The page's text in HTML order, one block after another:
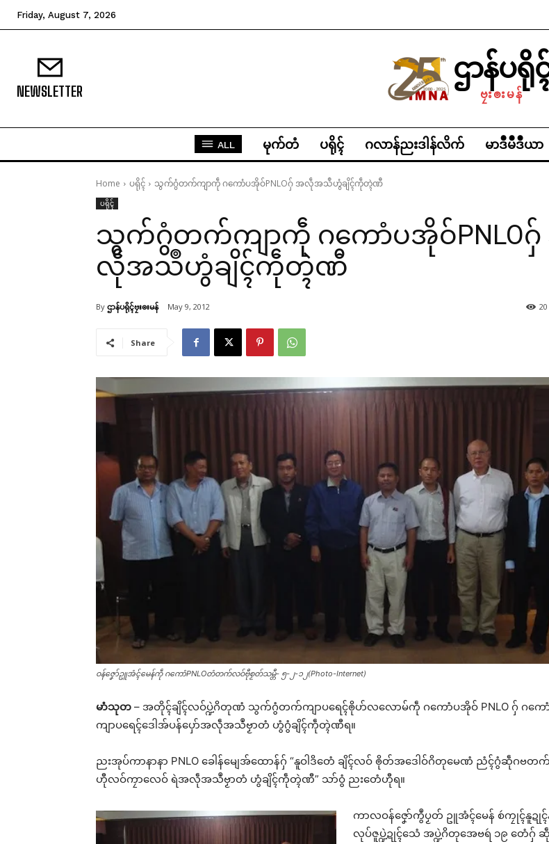
Friday, August 7, 2026
NEWSLETTER
ဌာန်ပရို
ဗၠးၜးမန်
ALL မုက်တံ ပရိုၚ် ဂလာန်ညးဒါန်လိက် မာဒဳမဳဒဳယာ
Home ပရိုၚ် သွက်ဂွံတက်ကျာကဵု ဂကောံပအိုဝ်PNLOဂှ် အလဵုအသဳဟွံချိၚ်ကဵုတ္ၚဲဏီ
ပရိုၚ်
သွက်ဂွံတက်ကျာကဵု ဂကောံပအိုဝ်PNLO
လဵုအသဳဟွံချိၚ်ကဵုတ္ၚဲဏီ
By ဌာန်ပရိုၚ်ဗၠးၜးမန် May 9, 2012 20
Share
ဝန်ဇၞော်ဥူအံၚ်မေန်ကဵု ဂကောံPNLOတံတက်လဝ်ဗီုစၟတ်သမ္တီ- ၅-၂-၁၂(Photo-Internet)
မာံသုတ – အတိုၚ်ချိၚ်လဝ်ပ္ဍဲဂိတုဏံ သွက်ဂွံတက်ကျာပရေၚ်ၜိုဟ်လလောမ်ကဵု ဂကောံပအိုဝ် PNLO ဂှ် ဂက
ကျာပရေၚ်ဒေါအ်ပန်ပှော်အလဵုအသဳဗၟာတံ ဟွံဂွံချိၚ်ကဵုတ္ၚဲဏီရ။
ညးအုပ်ကာနာနာ PNLO ခေါန်မျေအ်ထောန်ဂှ် “နူဝါဒိတေံ ချိၚ်လဝ် ၜိုတ်အဒေါဝ်ဂိတုမေဏံ ညံၚ်ဂွံဆဵုဂဗတ
ဟီုလဝ်ကၠာလေဝ် ရဲအလဵုအသဳဗၟာတံ ဟွံချိၚ်ကဵုတ္ၚဲဏီ” သာ်ဝွံ ညးတေံဟီုရ။
ကာလဝန်ဇၞော်ကွဳပၟတ် ဥူအံၚ်မေန် စဴကၠုၚ်နူဍုၚ်
လုပ်ဇူပ္ဍဲဍုၚ်သေံ အပ္ဍဲဂိတုအေဗရဴ ၁၉ တေံဂှ်